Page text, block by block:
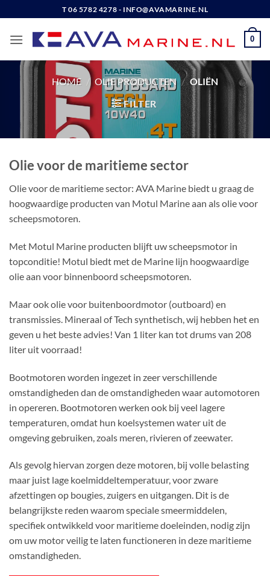
naar
inhoud
T 06 5782 4278 - INFO@AVAMARINE.NL
0
HOME / OLIE PRODUCTEN / OLIËN
FILTER
Olie voor de maritieme sector
Olie voor de maritieme sector: AVA Marine biedt u graag de
hoogwaardige producten van Motul Marine aan als olie voor
scheepsmotoren.
Met Motul Marine producten blijft uw scheepsmotor in
topconditie! Motul biedt met de Marine lijn hoogwaardige
olie aan voor binnenboord scheepsmotoren.
Maar ook olie voor buitenboordmotor (outboard) en
transmissies. Mineraal of Tech synthetisch, wij hebben het en
geven u het beste advies! Van 1 liter kan tot drums van 208
liter uit voorraad!
Bootmotoren worden ingezet in zeer verschillende
omstandigheden dan de omstandigheden waar automotoren
in opereren. Bootmotoren werken ook bij veel lagere
temperaturen, omdat hun koelsystemen water uit de
omgeving gebruiken, zoals meren, rivieren of zeewater.
Als gevolg hiervan zorgen deze motoren, bij volle belasting
maar juist lage koelmiddeltemperatuur, voor zware
afzettingen op bougies, zuigers en uitgangen. Dit is de
belangrijkste reden waarom speciale smeermiddelen,
specifiek ontwikkeld voor maritieme doeleinden, nodig zijn
om uw motor veilig te laten functioneren in deze maritieme
omstandigheden.